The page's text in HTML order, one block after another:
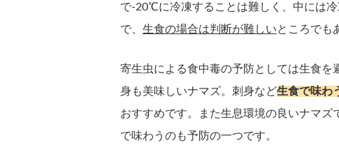
で-20℃に冷凍することは難しく、中には
で、 生食の場合は判断が難しいところでも
寄生虫による食中毒の予防としては生食を
身も美味しいナマズ。刺身など生食で味わ
おすすめです。また生息環境の良いナマ
で味わうのも予防の一つです。